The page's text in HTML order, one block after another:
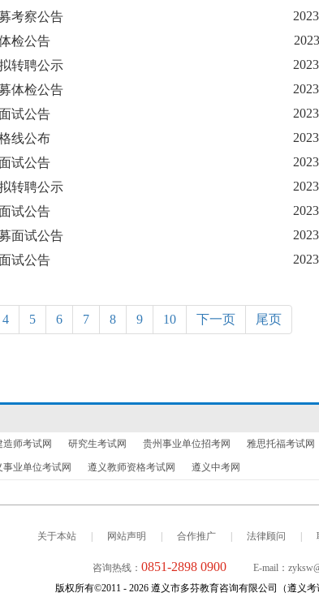
考察公告
检公告
转聘公示
体检公告
试公告
线公布
试公告
转聘公示
试公告
面试公告
试公告
4 5 6 7 8 9 10 下一页 尾页
造师考试网 研究生考试网 贵州事业单位招考网 雅思托福考试网
事业单位考试网 遵义教师资格考试网 遵义中考网
关于本站 网站声明 合作推广 法律顾问
咨询热线： 0851-2898 0900
E-mail：
版权所有©2011 - 2026 遵义市多芬教育咨询有限公司（遵义考